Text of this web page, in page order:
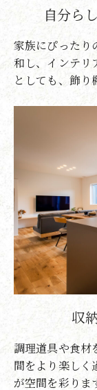
自分ら
家族にぴったり
和し、インテリ
としても、飾り
収
調理道具や食材
間をより楽しく
が空間を彩りま